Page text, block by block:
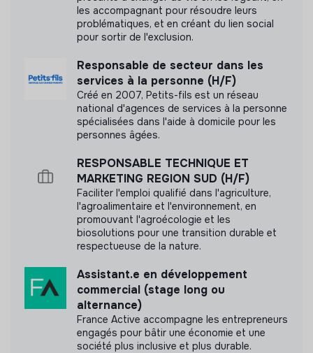
les accompagnant pour résoudre leurs
problématiques, et en créant du lien social
pour sortir de l'exclusion.
Responsable de secteur dans les
services à la personne (H/F)
Créé en 2007, Petits-fils est un réseau
national d'agences de services à la personne
spécialisées dans l'aide à domicile pour les
personnes âgées.
RESPONSABLE TECHNIQUE ET
MARKETING REGION SUD (H/F)
Faciliter l'emploi qualifié dans l'agriculture,
l'agroalimentaire et l'environnement, en
promouvant l'agroécologie et les
biosolutions pour une transition durable et
respectueuse de la nature.
Assistant.e en développement
commercial (stage long ou
alternance)
France Active accompagne les entrepreneurs
engagés pour bâtir une économie et une
société plus inclusive et plus durable.